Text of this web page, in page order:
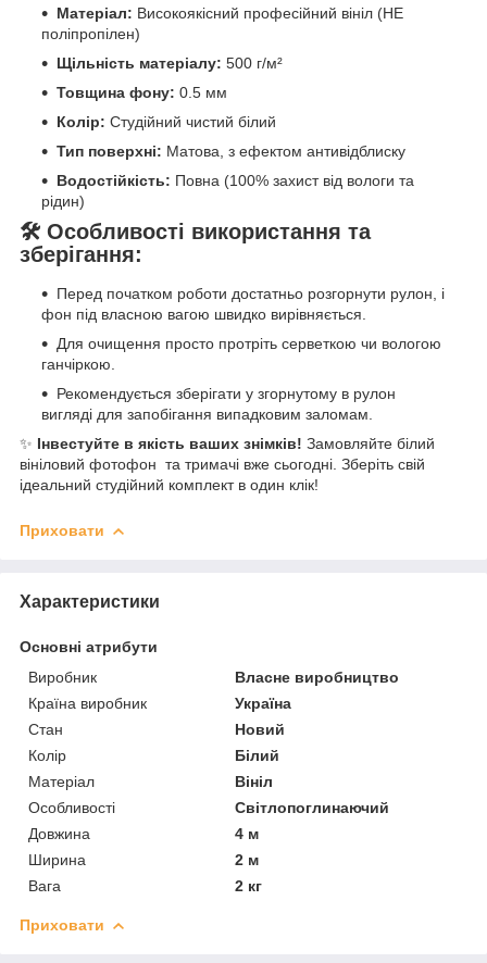
Матеріал: Високоякісний професійний вініл (НЕ
поліпропілен)
Щільність матеріалу: 500 г/м²
Товщина фону: 0.5 мм
Колір: Студійний чистий білий
Тип поверхні: Матова, з ефектом антивідблиску
Водостійкість: Повна (100% захист від вологи та
рідин)
🛠️ Особливості використання та
зберігання:
Перед початком роботи достатньо розгорнути рулон, і
фон під власною вагою швидко вирівняється.
Для очищення просто протріть серветкою чи вологою
ганчіркою.
Рекомендується зберігати у згорнутому в рулон
вигляді для запобігання випадковим заломам.
✨ Інвестуйте в якість ваших знімків! Замовляйте білий
вініловий фотофон та тримачі вже сьогодні. Зберіть свій
ідеальний студійний комплект в один клік!
Приховати
Характеристики
Основні атрибути
Виробник
Власне виробництво
Країна виробник
Україна
Стан
Новий
Колір
Білий
Матеріал
Вініл
Особливості
Світлопоглинаючий
Довжина
4 м
Ширина
2 м
Вага
2 кг
Приховати